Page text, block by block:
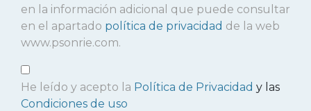
en la información adicional que puede consultar
en el apartado política de privacidad de la web
www.psonrie.com.
He leído y acepto la Política de Privacidad y las
Condiciones de uso